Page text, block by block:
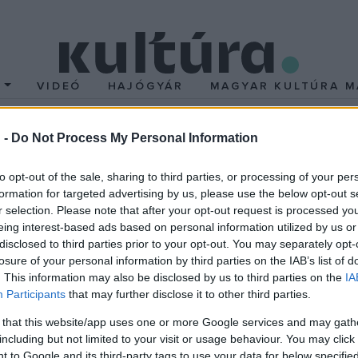
- Do Not Process My Personal Information
opt-out of the sale, sharing to third parties, or processing of your
for targeted advertising by us, please use the below opt-out
selection. Please note that after your opt-out request is processed
interest-based ads based on personal information utilized by us
to third parties prior to your opt-out. You may separately
of your personal information by third parties on the IAB’s list of
This information may also be disclosed by us to third parties on the
Participants that may further disclose it to other third parties.
that this website/app uses one or more Google services and may
but not limited to your visit or usage behaviour. You may
VIDEÓ HAJÓGYÁR MAGYAR KULTÚRA
el Gertrúd királyné
hatására utóbb zsarnoköléssé nemesült merénylet
a királyné Magyarországra költözött rokonai és egyéb
telhetetlennek. Noha híjával volt a szükséges
őt nevezte ki kalocsai érsekké, és megerősítését is
utóbb az erdélyi vajda méltóságát. Az is beárnyékolta a
menekültek, de hamarosan távoztak innen. Bertold
nyernie, külföldre menekültében nem mulasztotta el